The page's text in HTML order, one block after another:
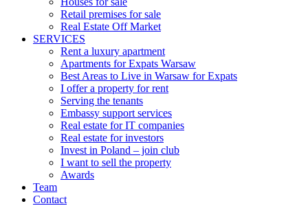
Retail premises for sale
Real Estate Off Market
SERVICES
Rent a luxury apartment
Apartments for Expats Warsaw
Best Areas to Live in Warsaw for Expats
I offer a property for rent
Serving the tenants
Embassy support services
Real estate for IT companies
Real estate for investors
Invest in Poland – join club
I want to sell the property
Awards
Team
Contact